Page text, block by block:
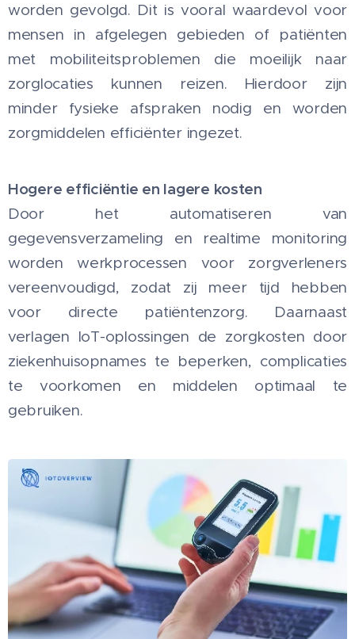
worden gevolgd. Dit is vooral waardevol voor
mensen in afgelegen gebieden of patiënten
met mobiliteitsproblemen die moeilijk naar
zorglocaties kunnen reizen. Hierdoor zijn
minder fysieke afspraken nodig en worden
zorgmiddelen efficiënter ingezet.
Hogere efficiëntie en lagere kosten
Door het automatiseren van
gegevensverzameling en realtime monitoring
worden werkprocessen voor zorgverleners
vereenvoudigd, zodat zij meer tijd hebben
voor directe patiëntenzorg. Daarnaast
verlagen IoT-oplossingen de zorgkosten door
ziekenhuisopnames te beperken, complicaties
te voorkomen en middelen optimaal te
gebruiken.